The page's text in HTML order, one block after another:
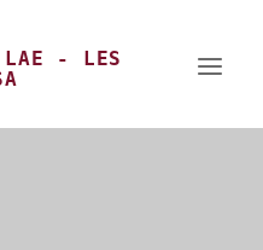
- LES